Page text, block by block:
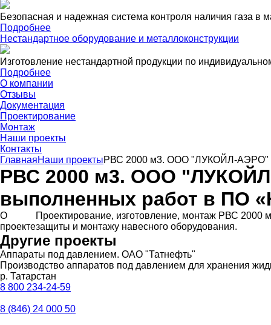
Безопасная и надежная система контроля наличия газа в
Подробнее
Нестандартное оборудование и металлоконструкции
Изготовление нестандартной продукции по
Подробнее
О компании
Отзывы
Документация
Проектирование
Монтаж
Наши проекты
Контакты
ГлавнаяНаши проектыРВС 2000 м3. ООО "ЛУКОЙЛ-АЭРО"
РВС 2000 м3. ООО
выполненных работ в ПО
О
проекте
Проектирование, изготовление, монтаж РВС 2000
защиты и монтажу навесного оборудования.
Другие проекты
Аппараты под давлением. ОАО "Татнефть"
Производство аппаратов под давлением для хранения
р. Татарстан
8 800 234-24-59
8 (846) 24 000 50